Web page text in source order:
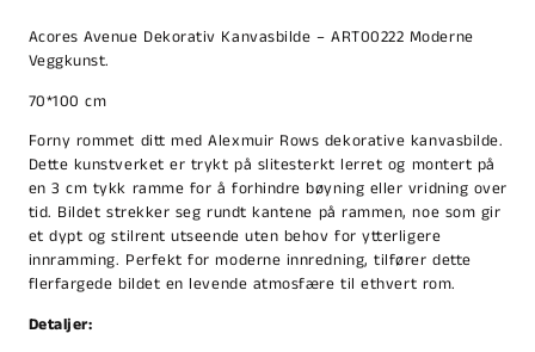
Acores Avenue Dekorativ Kanvasbilde – ART00222 Moderne
Veggkunst.
70*100 cm
Forny rommet ditt med Alexmuir Rows dekorative kanvasbilde.
Dette kunstverket er trykt på slitesterkt lerret og montert på
en 3 cm tykk ramme for å forhindre bøyning eller vridning over
tid. Bildet strekker seg rundt kantene på rammen, noe som gir
et dypt og stilrent utseende uten behov for ytterligere
innramming. Perfekt for moderne innredning, tilfører dette
flerfargede bildet en levende atmosfære til ethvert rom.
Detaljer: